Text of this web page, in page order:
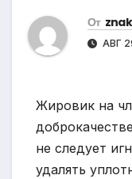
От
АВГ
Жировик на
не следует
удалять